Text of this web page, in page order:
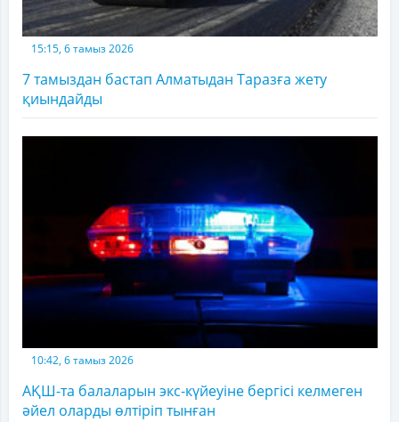
15:15, 6 тамыз 2026
7 тамыздан бастап Алматыдан Таразға жету
қиындайды
10:42, 6 тамыз 2026
АҚШ-та балаларын экс-күйеуіне бергісі келмеген
әйел оларды өлтіріп тынған